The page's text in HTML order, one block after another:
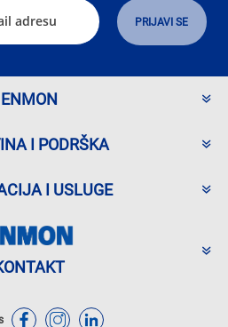
ENMON
I PODRŠKA
I USLUGE